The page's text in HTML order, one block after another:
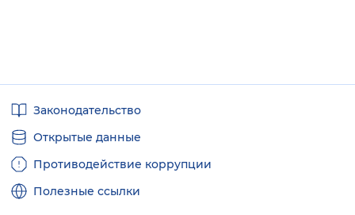
ссылкиЗаконодательство
Открытые данные
Противодействие коррупции
Полезные ссылки